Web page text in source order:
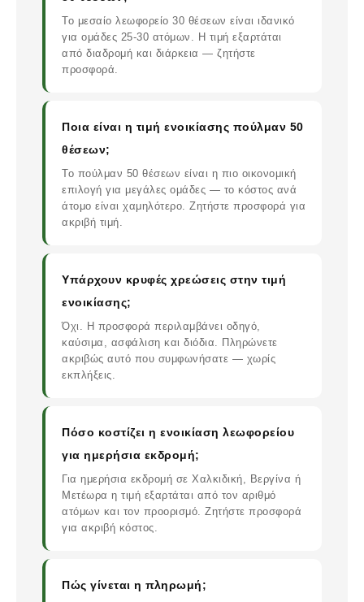
Το μεσαίο λεωφορείο 30 θέσεων είναι ιδανικό
για ομάδες 25-30 ατόμων. Η τιμή εξαρτάται
από διαδρομή και διάρκεια — ζητήστε
προσφορά.
Ποια είναι η τιμή ενοικίασης πούλμαν 50
θέσεων;
Το πούλμαν 50 θέσεων είναι η πιο οικονομική
επιλογή για μεγάλες ομάδες — το κόστος ανά
άτομο είναι χαμηλότερο. Ζητήστε προσφορά για
ακριβή τιμή.
Υπάρχουν κρυφές χρεώσεις στην τιμή
ενοικίασης;
Όχι. Η προσφορά περιλαμβάνει οδηγό,
καύσιμα, ασφάλιση και διόδια. Πληρώνετε
ακριβώς αυτό που συμφωνήσατε — χωρίς
εκπλήξεις.
Πόσο κοστίζει η ενοικίαση λεωφορείου
για ημερήσια εκδρομή;
Για ημερήσια εκδρομή σε Χαλκιδική, Βεργίνα ή
Μετέωρα η τιμή εξαρτάται από τον αριθμό
ατόμων και τον προορισμό. Ζητήστε προσφορά
για ακριβή κόστος.
Πώς γίνεται η πληρωμή;